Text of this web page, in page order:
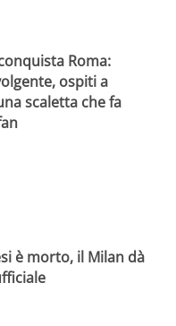
Roma:
ospiti a
scaletta che fa
è morto, il Milan dà